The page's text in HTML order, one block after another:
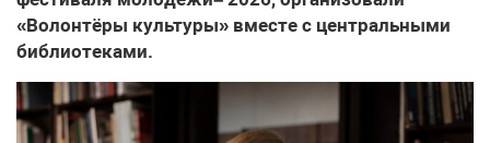
«Волонтёры культуры» вместе с центральными
библиотеками.